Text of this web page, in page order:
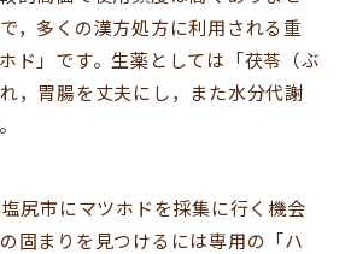
，多くの漢方処方に利用される重
ド」です。生薬としては「茯苓（ぶ
，胃腸を丈夫にし，また水分代謝
尻市にマツホドを採集に行く機会
固まりを見つけるには専用の「ハ